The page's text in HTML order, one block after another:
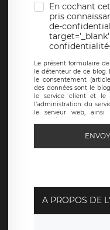
En cochant
pris
de-
Le présent formulaire
le détenteur de ce blog.
le consentement
des données sont le
le service client et le
l’administration du
le serveur web, ainsi
autorisée. Le
basé en France et
limitation du
données. Vous pouvez
A PROPOS DE